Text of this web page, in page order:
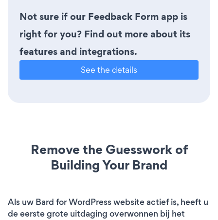
Not sure if our Feedback Form app is
right for you? Find out more about its
features and integrations.
See the details
Remove the Guesswork of
Building Your Brand
Als uw Bard for WordPress website actief is, heeft u
de eerste grote uitdaging overwonnen bij het